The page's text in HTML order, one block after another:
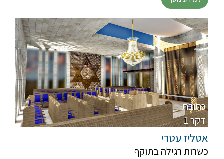
כתובת
1 דקר
אטליז עטרי
כשרות רגילה בתוקף